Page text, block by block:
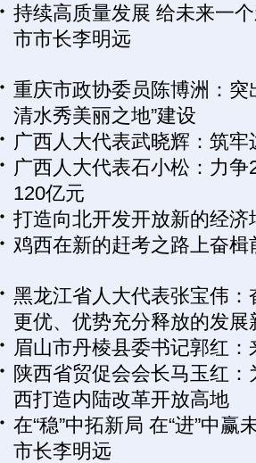
持续高质量发展 给未来一
市市长李明远
重庆市政协委员陈博洲：
清水秀美丽之地”建设
广西人大代表武晓辉：筑
广西人大代表石小松：力
120亿元
打造向北开发开放新的经
鸡西在新的赶考之路上奋楫
黑龙江省人大代表张宝伟
更优、优势充分释放的发展
眉山市丹棱县委书记郭红
陕西省贸促会会长马玉红
西打造内陆改革开放高地
在“稳”中拓新局 在“进”中
市长李明远